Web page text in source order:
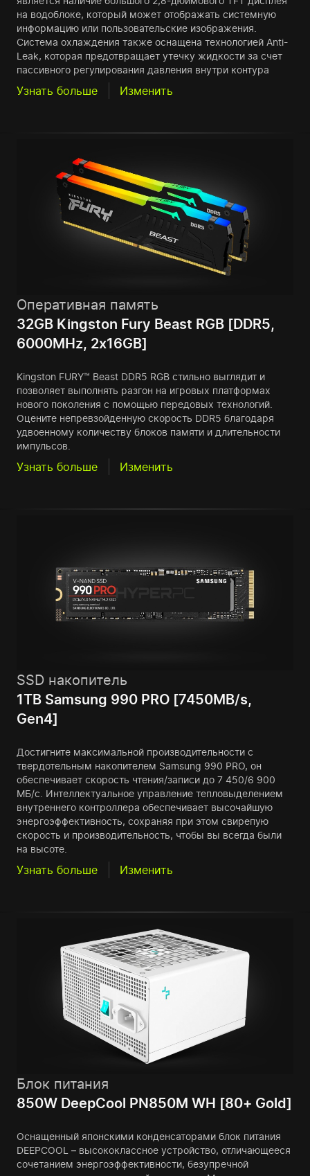
на водоблоке, который может отображать системную
информацию или пользовательские изображения.
Система охлаждения также оснащена технологией Anti-
Leak, которая предотвращает утечку жидкости за счет
пассивного регулирования давления внутри контура
Узнать больше Изменить
Оперативная память
32GB Kingston Fury Beast RGB [DDR5,
6000MHz, 2x16GB]
Kingston FURY™ Beast DDR5 RGB стильно выглядит и
позволяет выполнять разгон на игровых платформах
нового поколения с помощью передовых технологий.
Оцените непревзойденную скорость DDR5 благодаря
удвоенному количеству блоков памяти и длительности
импульсов.
Узнать больше Изменить
SSD накопитель
1TB Samsung 990 PRO [7450MB/s,
Gen4]
Достигните максимальной производительности с
твердотельным накопителем Samsung 990 PRO, он
обеспечивает скорость чтения/записи до 7 450/6 900
МБ/с. Интеллектуальное управление тепловыделением
внутреннего контроллера обеспечивает высочайшую
энергоэффективность, сохраняя при этом свирепую
скорость и производительность, чтобы вы всегда были
на высоте.
Узнать больше Изменить
Блок питания
850W DeepCool PN850M WH [80+ Gold]
Оснащенный японскими конденсаторами блок питания
DEEPCOOL – высококлассное устройство, отличающееся
сочетанием энергоэффективности, безупречной